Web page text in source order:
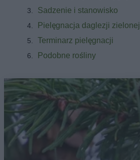
Sadzenie i stanowisko
Pielęgnacja daglezji zielonej
Terminarz pielęgnacji
Podobne rośliny